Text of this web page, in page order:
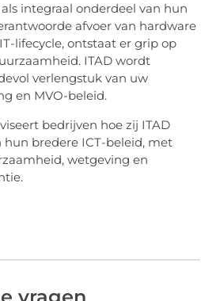
integraal onderdeel van hun
afvoer van hardware
lifecycle, ontstaat er grip op
ITAD wordt
verlengstuk van uw
en MVO-beleid.
bedrijven hoe zij ITAD
hun bredere ICT-beleid, met
wetgeving en